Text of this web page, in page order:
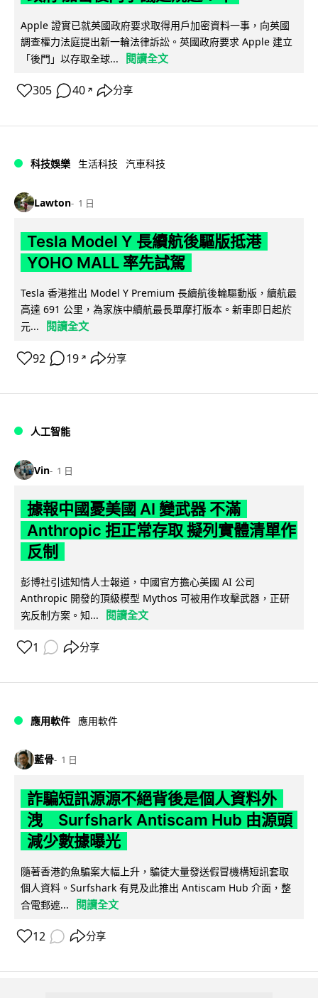
Apple 證實已就英國政府要求取得用戶加密資料一事，向英國
調查權力法庭提出新一輪法律訴訟。英國政府要求 Apple 建立
「後門」以存取全球...
閱讀全文
305 40 ↗ 分享
科技娛樂 生活科技 汽車科技
Lawton 1 日
Tesla Model Y 長續航後驅版抵港
YOHO MALL 率先試駕
Tesla 香港推出 Model Y Premium 長續航後輪驅動版，續航最
高達 691 公里，為家族中續航最長單摩打版本。新車即日起於
元...
閱讀全文
92 19 ↗ 分享
人工智能
Vin 1 日
據報中國憂美國 AI 變武器 不滿
Anthropic 拒正常存取 擬列實體清單作
反制
彭博社引述知情人士報道，中國官方擔心美國 AI 公司
Anthropic 開發的頂級模型 Mythos 可被用作攻擊武器，正研
究反制方案。知...
閱讀全文
1 分享
應用軟件 應用軟件
藍骨 1 日
詐騙短訊源源不絕背後是個人資料外
洩 Surfshark Antiscam Hub 由源頭
減少數據曝光
隨著香港釣魚騙案大幅上升，騙徒大量發送假冒機構短訊套取
個人資料。Surfshark 有見及此推出 Antiscam Hub 介面，整
合電郵遮...
閱讀全文
12 分享